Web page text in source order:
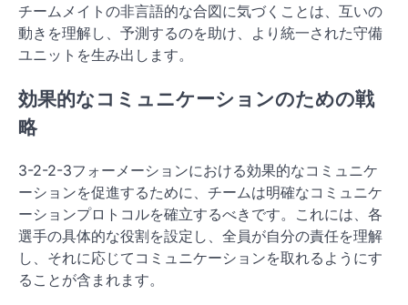
チームメイトの非言語的な合図に気づくことは、互いの
動きを理解し、予測するのを助け、より統一された守備
ユニットを生み出します。
効果的なコミュニケーションのための戦
略
3-2-2-3フォーメーションにおける効果的なコミュニケ
ーションを促進するために、チームは明確なコミュニケ
ーションプロトコルを確立するべきです。これには、各
選手の具体的な役割を設定し、全員が自分の責任を理解
し、それに応じてコミュニケーションを取れるようにす
ることが含まれます。